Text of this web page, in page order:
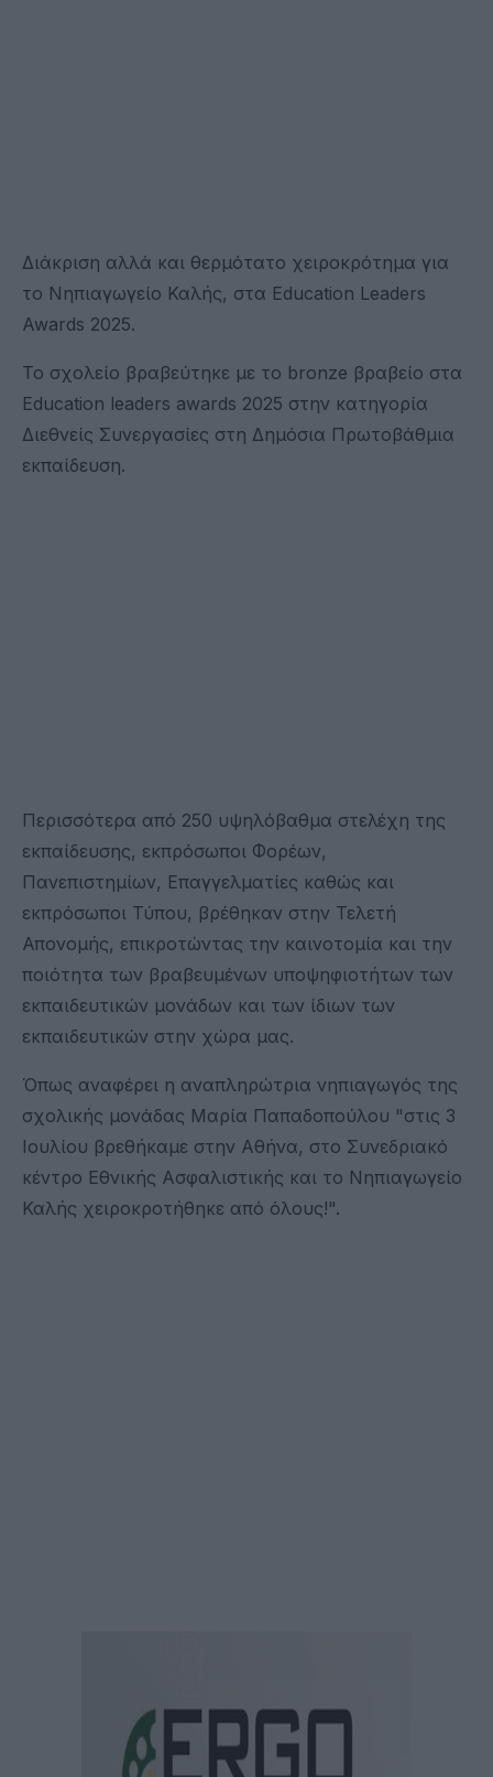
Διάκριση αλλά και θερμότατο χειροκρότημα για
το Νηπιαγωγείο Καλής, στα Education Leaders
Awards 2025.
Το σχολείο βραβεύτηκε με το bronze βραβείο στα
Education leaders awards 2025 στην κατηγορία
Διεθνείς Συνεργασίες στη Δημόσια Πρωτοβάθμια
εκπαίδευση.
Περισσότερα από 250 υψηλόβαθμα στελέχη της
εκπαίδευσης, εκπρόσωποι Φορέων,
Πανεπιστημίων, Επαγγελματίες καθώς και
εκπρόσωποι Τύπου, βρέθηκαν στην Τελετή
Απονομής, επικροτώντας την καινοτομία και την
ποιότητα των βραβευμένων υποψηφιοτήτων των
εκπαιδευτικών μονάδων και των ίδιων των
εκπαιδευτικών στην χώρα μας.
Όπως αναφέρει η αναπληρώτρια νηπιαγωγός της
σχολικής μονάδας Μαρία Παπαδοπούλου "στις 3
Ιουλίου βρεθήκαμε στην Αθήνα, στο Συνεδριακό
κέντρο Εθνικής Ασφαλιστικής και το Νηπιαγωγείο
Καλής χειροκροτήθηκε από όλους!".